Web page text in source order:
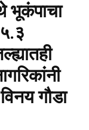
भूकंपाचा
गौडा